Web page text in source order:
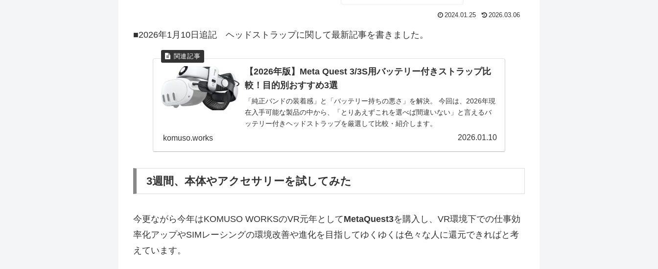
2024.01.25 2026.03.06
■2026年1月10日追記 ヘッドストラップに関して最新記事を書きました。
【2026年版】Meta Quest 3/3S用バッテリー付きストラップ比
較！目的別おすすめ3選
「純正バンドの装着感」と「バッテリー持ちの悪さ」を解決。 今回は、2026年現
在入手可能な製品の中から、「とりあえずこれを選べば間違いない」と言えるバ
ッテリー付きヘッドストラップを厳選して比較・紹介します。
komuso.works 2026.01.10
3週間、本体やアクセサリーを試してみた
今更ながら今年はKOMUSO WORKSのVR元年としてMetaQuest3を購入し、VR環境下での仕事効
率化アップやSIMレーシングの環境改善や進化を目指してゆくゆくは色々な人に還元できればと考
えています。